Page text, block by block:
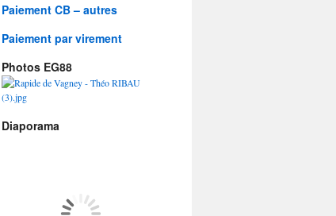
Paiement CB – autres
Paiement par virement
Photos EG88
Diaporama